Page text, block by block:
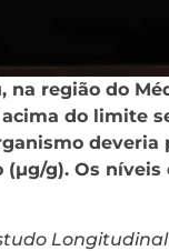
região do
do limite
deveria
g). Os níveis